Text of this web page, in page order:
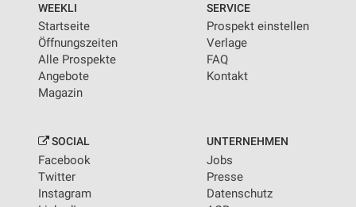
WEEKLI
Startseite
Öffnungszeiten
Alle Prospekte
Angebote
Magazin
SERVICE
Prospekt einstellen
Verlage
FAQ
Kontakt
SOCIAL
Facebook
Twitter
Instagram
UNTERNEHMEN
Jobs
Presse
Datenschutz